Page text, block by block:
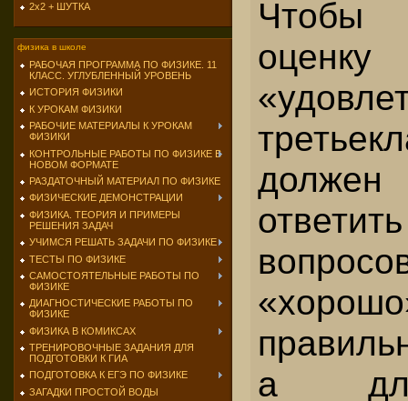
2х2 + ШУТКА
физика в школе
РАБОЧАЯ ПРОГРАММА ПО ФИЗИКЕ. 11
КЛАСС. УГЛУБЛЕННЫЙ УРОВЕНЬ
ИСТОРИЯ ФИЗИКИ
К УРОКАМ ФИЗИКИ
РАБОЧИЕ МАТЕРИАЛЫ К УРОКАМ
ФИЗИКИ
КОНТРОЛЬНЫЕ РАБОТЫ ПО ФИЗИКЕ В
НОВОМ ФОРМАТЕ
РАЗДАТОЧНЫЙ МАТЕРИАЛ ПО ФИЗИКЕ
ФИЗИЧЕСКИЕ ДЕМОНСТРАЦИИ
ФИЗИКА. ТЕОРИЯ И ПРИМЕРЫ
РЕШЕНИЯ ЗАДАЧ
УЧИМСЯ РЕШАТЬ ЗАДАЧИ ПО ФИЗИКЕ
ТЕСТЫ ПО ФИЗИКЕ
САМОСТОЯТЕЛЬНЫЕ РАБОТЫ ПО
ФИЗИКЕ
ДИАГНОСТИЧЕСКИЕ РАБОТЫ ПО
ФИЗИКЕ
ФИЗИКА В КОМИКСАХ
ТРЕНИРОВОЧНЫЕ ЗАДАНИЯ ДЛЯ
ПОДГОТОВКИ К ГИА
ПОДГОТОВКА К ЕГЭ ПО ФИЗИКЕ
ЗАГАДКИ ПРОСТОЙ ВОДЫ
оценку
а